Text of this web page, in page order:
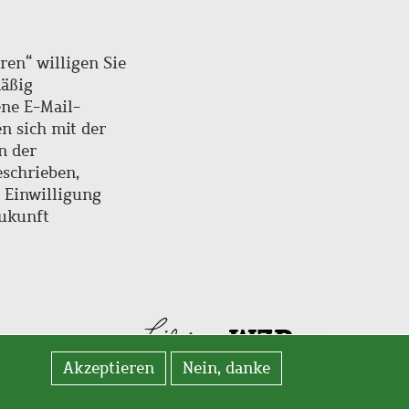
willigen Sie
E-Mail-
sich mit der
der
Einwilligung
Akzeptieren Nein, danke